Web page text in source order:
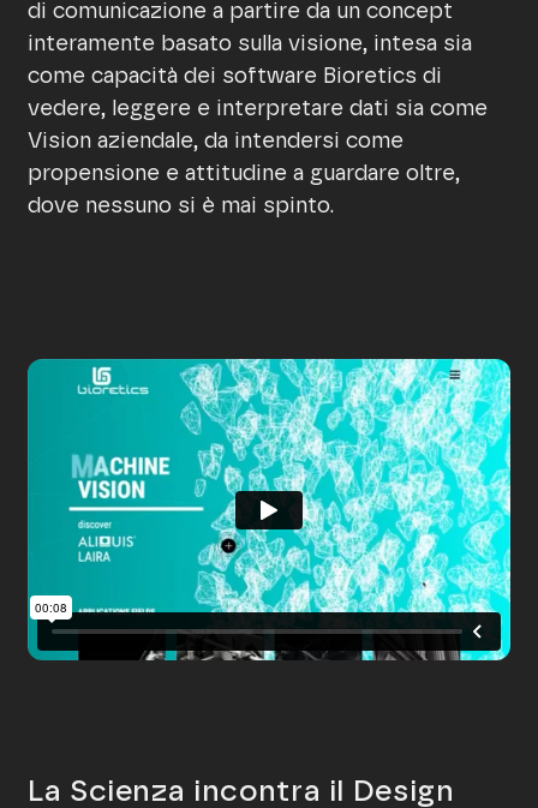
di comunicazione a partire da un concept
interamente basato sulla visione, intesa sia
come capacità dei software Bioretics di
vedere, leggere e interpretare dati sia come
Vision aziendale, da intendersi come
propensione e attitudine a guardare oltre,
dove nessuno si è mai spinto.
La Scienza incontra il Design